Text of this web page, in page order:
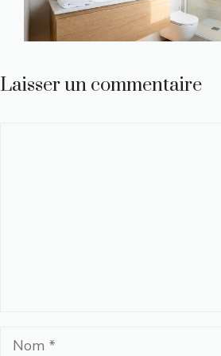
Laisser un commentaire
Nom